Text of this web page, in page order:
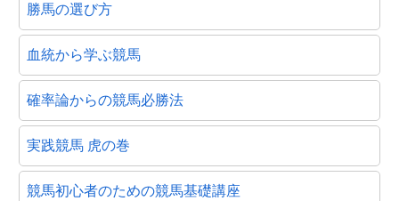
勝馬の選び方
血統から学ぶ競馬
確率論からの競馬必勝法
実践競馬 虎の巻
競馬初心者のための競馬基礎講座